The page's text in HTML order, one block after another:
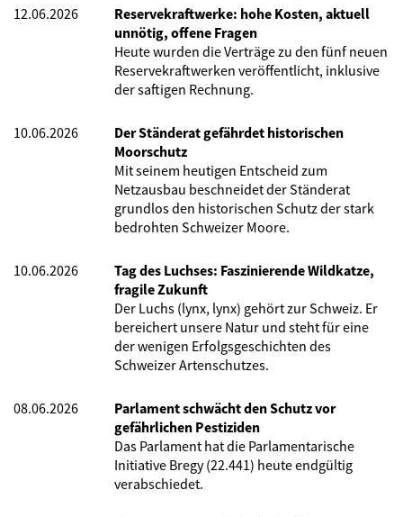
12.06.2026
Reservekraftwerke: hohe Kosten, aktuell
unnötig, offene Fragen
Heute wurden die Verträge zu den fünf neuen
Reservekraftwerken veröffentlicht, inklusive
der saftigen Rechnung.
10.06.2026
Der Ständerat gefährdet historischen
Moorschutz
Mit seinem heutigen Entscheid zum
Netzausbau beschneidet der Ständerat
grundlos den historischen Schutz der stark
bedrohten Schweizer Moore.
10.06.2026
Tag des Luchses: Faszinierende Wildkatze,
fragile Zukunft
Der Luchs (lynx, lynx) gehört zur Schweiz. Er
bereichert unsere Natur und steht für eine
der wenigen Erfolgsgeschichten des
Schweizer Artenschutzes.
08.06.2026
Parlament schwächt den Schutz vor
gefährlichen Pestiziden
Das Parlament hat die Parlamentarische
Initiative Bregy (22.441) heute endgültig
verabschiedet.